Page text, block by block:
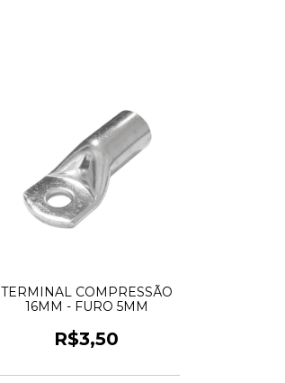
TERMINAL COMPRESSÃO
16MM - FURO 5MM
R$3,50